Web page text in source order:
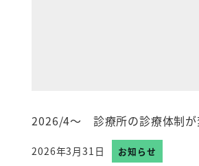
2026/4～ 診療所の診療体制が
投稿日
2026年3月31日 お知らせ